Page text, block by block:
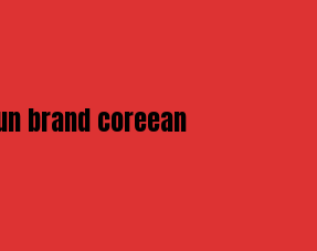
brand coreean